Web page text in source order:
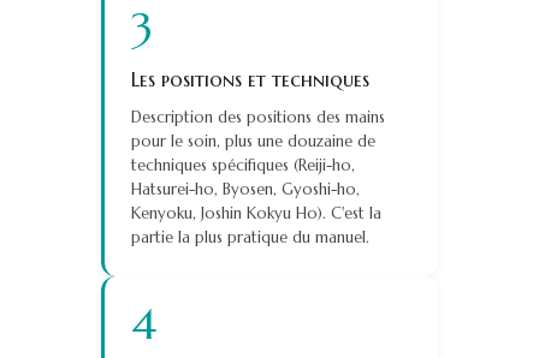
3
Les positions et techniques
Description des positions des mains
pour le soin, plus une douzaine de
techniques spécifiques (Reiji-ho,
Hatsurei-ho, Byosen, Gyoshi-ho,
Kenyoku, Joshin Kokyu Ho). C'est la
partie la plus pratique du manuel.
4